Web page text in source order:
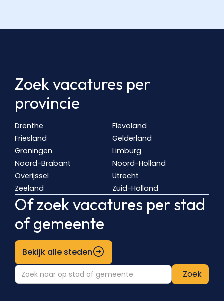
Zoek vacatures per
provincie
Drenthe
Flevoland
Friesland
Gelderland
Groningen
Limburg
Noord-Brabant
Noord-Holland
Overijssel
Utrecht
Zeeland
Zuid-Holland
Of zoek vacatures per stad
of gemeente
Bekijk alle steden